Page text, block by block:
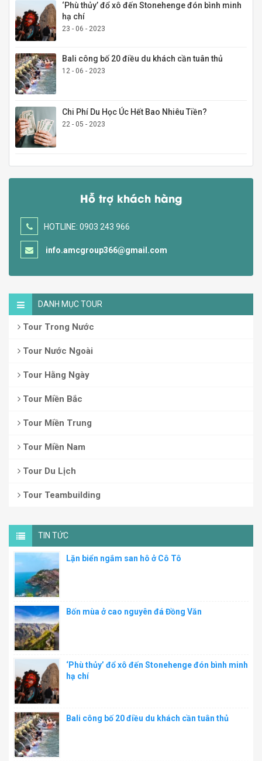
‘Phù thủy’ đổ xô đến Stonehenge đón bình minh
hạ chí
23 - 06 - 2023
Bali công bố 20 điều du khách cần tuân thủ
12 - 06 - 2023
Chi Phí Du Học Úc Hết Bao Nhiêu Tiền?
22 - 05 - 2023
Hỗ trợ khách hàng
HOTLINE: 0903 243 966
info.amcgroup366@gmail.com
DANH MỤC TOUR
Tour Trong Nước
Tour Nước Ngoài
Tour Hằng Ngày
Tour Miền Bắc
Tour Miền Trung
Tour Miền Nam
Tour Du Lịch
Tour Teambuilding
TIN TỨC
Lặn biển ngắm san hô ở Cô Tô
Bốn mùa ở cao nguyên đá Đồng Văn
‘Phù thủy’ đổ xô đến Stonehenge đón bình minh
hạ chí
Bali công bố 20 điều du khách cần tuân thủ